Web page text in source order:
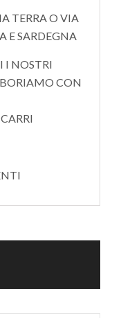
TERRA O VIA
E SARDEGNA
I NOSTRI
CON